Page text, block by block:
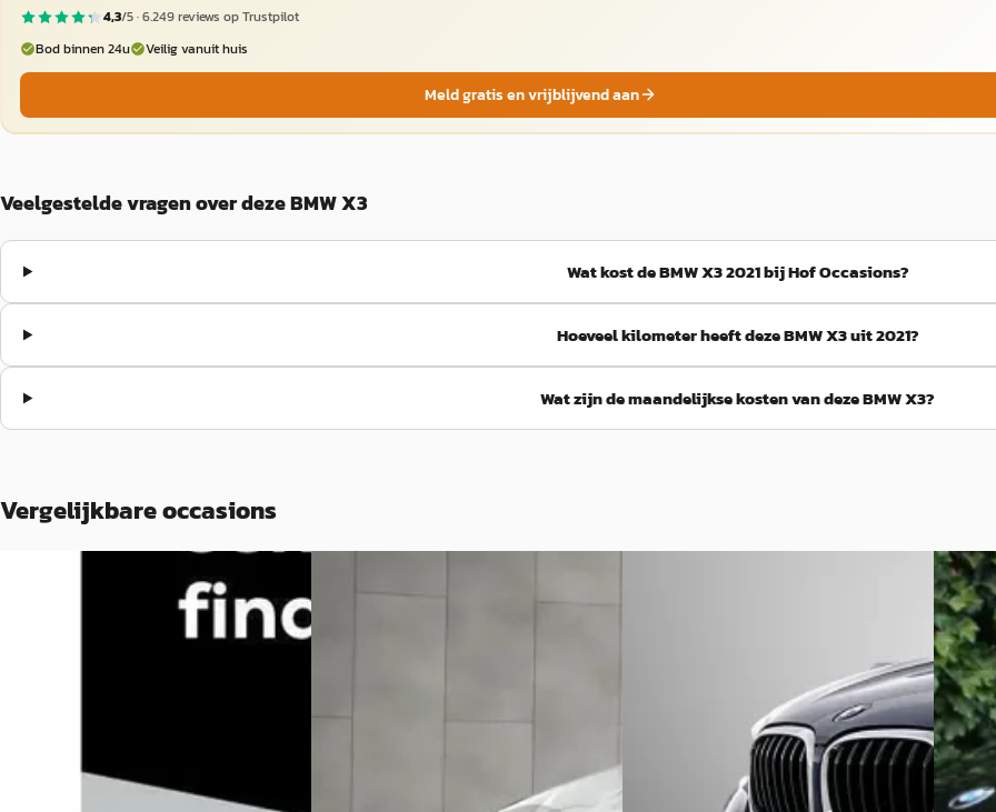
4,3/5 ·6.249reviews op Trustpilot
Bod binnen 24u
Veilig vanuit huis
Meld gratis en vrijblijvend aan
Veelgestelde vragen over deze BMW X3
Wat kost de BMW X3 2021 bij Hof Occasions?
Hoeveel kilometer heeft deze BMW X3 uit 2021?
Wat zijn de maandelijkse kosten van deze BMW X3?
Vergelijkbare occasions
xDrive30e High Executive M-Sport,
Scherp geprijsd
·2022
Scherp geprijsd
D
BMW
€
v.a. €